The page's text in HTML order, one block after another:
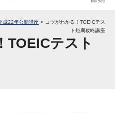
成22年公開講座
コツがわかる！TOEICテス
ト短期攻略講座
TOEICテスト